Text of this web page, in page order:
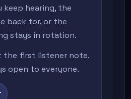
keep hearing, the
back for, or the
stays in rotation.
the first listener note.
open to everyone.